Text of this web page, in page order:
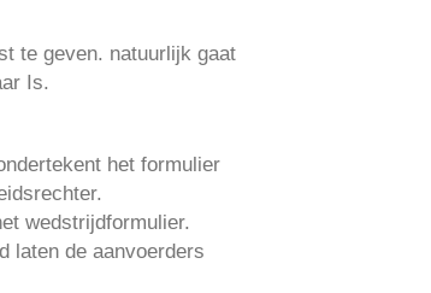
te geven. natuurlijk gaat
Is.
het formulier
wedstrijdformulier.
laten de aanvoerders